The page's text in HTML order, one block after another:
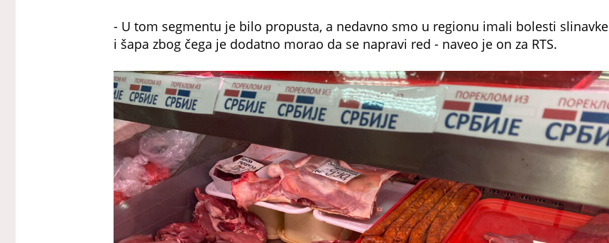
- U tom segmentu je bilo propusta, a nedavno smo u regionu imali bolesti slinavke
i šapa zbog čega je dodatno morao da se napravi red - naveo je on za RTS.